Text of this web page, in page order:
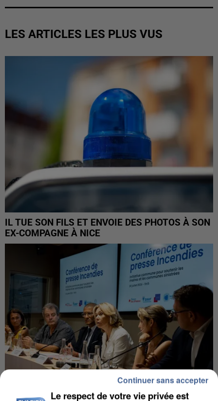
LES ARTICLES LES PLUS VUS
IL TUE SON FILS ET ENVOIE DES PHOTOS À SON
EX-COMPAGNE À NICE
Le respect de votre vie privée est
Continuer sans accepter